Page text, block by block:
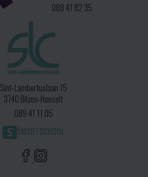
089 41 82 35
Sint-Lambertuslaan 15
3740 Bilzen-Hoeselt
089 41 11 05
SMARTSCHOOL